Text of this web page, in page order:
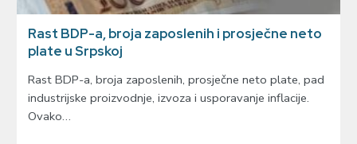
Rast BDP-a, broja zaposlenih i prosječne neto
plate u Srpskoj
Rast BDP-a, broja zaposlenih, prosječne neto plate, pad
industrijske proizvodnje, izvoza i usporavanje inflacije.
Ovako…